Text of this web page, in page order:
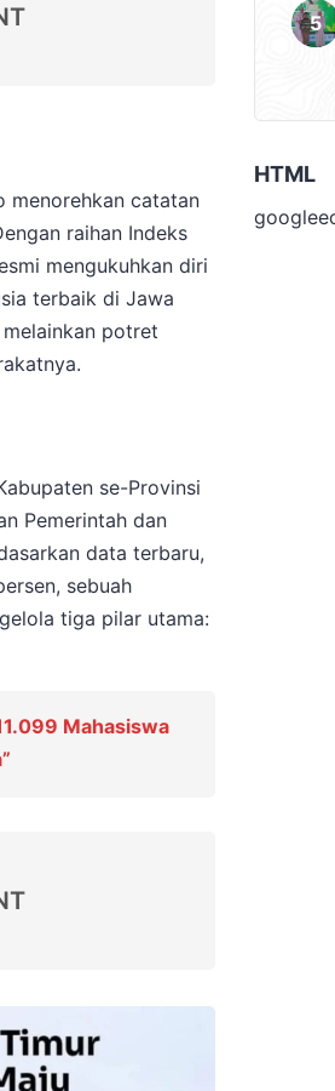
menorehkan catatan
raihan Indeks
mengukuhkan diri
terbaik di Jawa
potret
se-Provinsi
Pemerintah dan
data terbaru,
sebuah
tiga pilar utama:
Mahasiswa
HTML